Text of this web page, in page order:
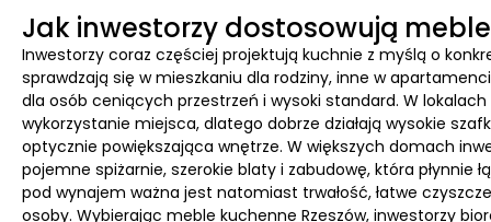
Jak inwestorzy dostosowują
Inwestorzy coraz częściej projektują kuchnie z myślą o
sprawdzają się w mieszkaniu dla rodziny, inne w
dla osób ceniących przestrzeń i wysoki standard. W
wykorzystanie miejsca, dlatego dobrze działają wysokie
optycznie powiększająca wnętrze. W większych domach
pojemne spiżarnie, szerokie blaty i zabudowę, która płynnie
pod wynajem ważna jest natomiast trwałość, łatwe
osoby. Wybierając meble kuchenne Rzeszów, inwestorzy